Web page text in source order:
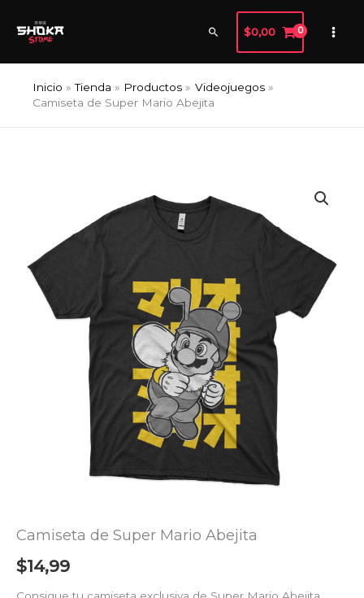
Buscar
$0,00
Inicio Tienda Productos
Videojuegos
Camiseta de Super Mario Abejita
Camiseta de Super Mario Abejita
$14,99
Consigue tu camiseta exclusiva de Super Mario Abejita ,
Abejita
cantidad